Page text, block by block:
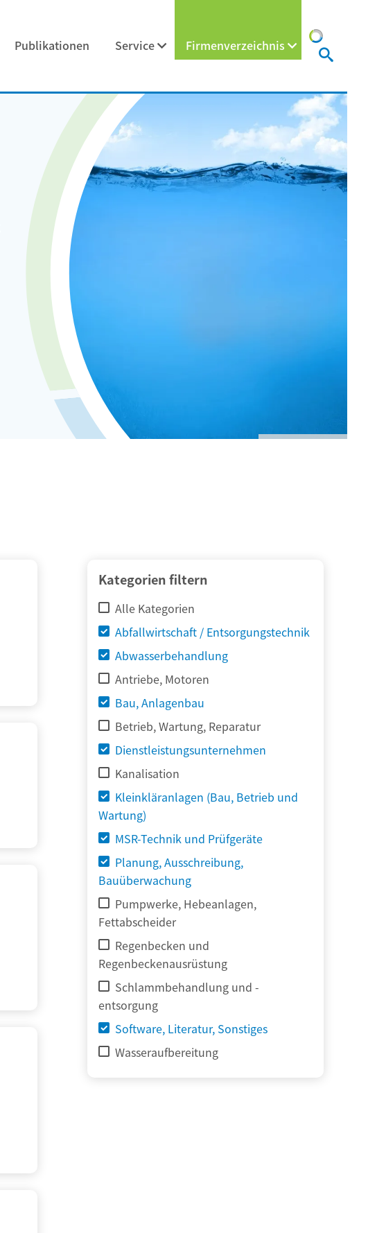
Publikationen Service Firmenverzeichnis
Kategorien filtern
Alle Kategorien
Abfallwirtschaft / Entsorgungstechnik
Abwasserbehandlung
Antriebe, Motoren
Bau, Anlagenbau
Betrieb, Wartung, Reparatur
Dienstleistungsunternehmen
Kanalisation
Kleinkläranlagen (Bau, Betrieb und
Wartung)
MSR-Technik und Prüfgeräte
Planung, Ausschreibung,
Bauüberwachung
Pumpwerke, Hebeanlagen,
Fettabscheider
Regenbecken und
Regenbeckenausrüstung
Schlammbehandlung und -
entsorgung
Software, Literatur, Sonstiges
Wasseraufbereitung